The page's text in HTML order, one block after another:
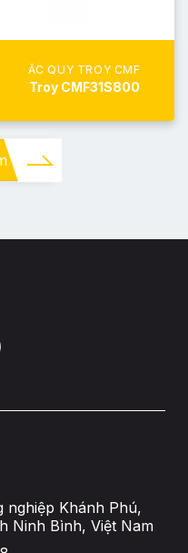
ẮC QUY TROY CMF
Troy CMF31S800
nghiệp Khánh Phú,
Ninh Bình, Việt Nam